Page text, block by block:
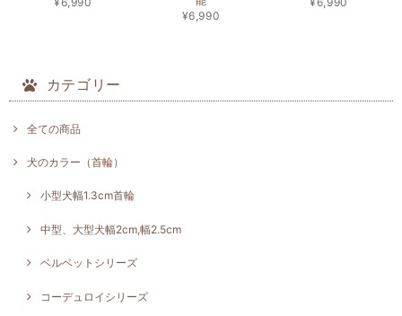
¥6,990
カテゴリー
全ての商品
犬のカラー（首輪）
小型犬幅1.3cm首輪
中型、大型犬幅2cm,幅2.5cm
ベルベットシリーズ
コーデュロイシリーズ